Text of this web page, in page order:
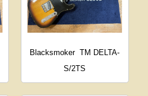
Blacksmoker TM DELTA-
S/2TS